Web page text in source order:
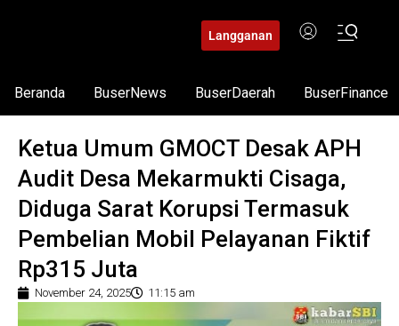
Langganan
Beranda BuserNews BuserDaerah BuserFinance
Ketua Umum GMOCT Desak APH
Audit Desa Mekarmukti Cisaga,
Diduga Sarat Korupsi Termasuk
Pembelian Mobil Pelayanan Fiktif
Rp315 Juta
November 24, 2025 11:15 am